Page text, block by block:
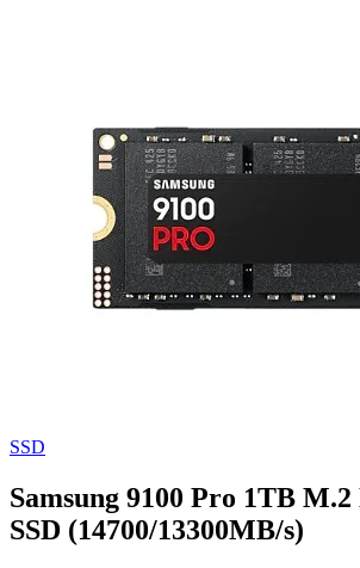
SSD
Samsung 9100 Pro 1TB
SSD (14700/13300MB/s)